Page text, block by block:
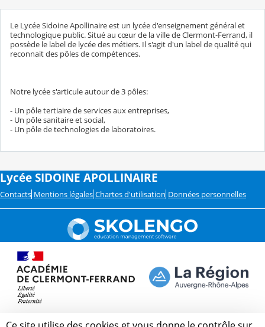
Le Lycée Sidoine Apollinaire est un lycée d'enseignement général et
technologique public. Situé au cœur de la ville de Clermont-Ferrand, il
possède le label de lycée des métiers. Il s'agit d'un label de qualité qui
reconnait des pôles de compétences.
Notre lycée s'articule autour de 3 pôles:
- Un pôle tertiaire de services aux entreprises,
- Un pôle sanitaire et social,
- Un pôle de technologies de laboratoires.
Lycée SIDOINE APOLLINAIRE
Contacts Mentions légales Chartes d'utilisation Données personnelles